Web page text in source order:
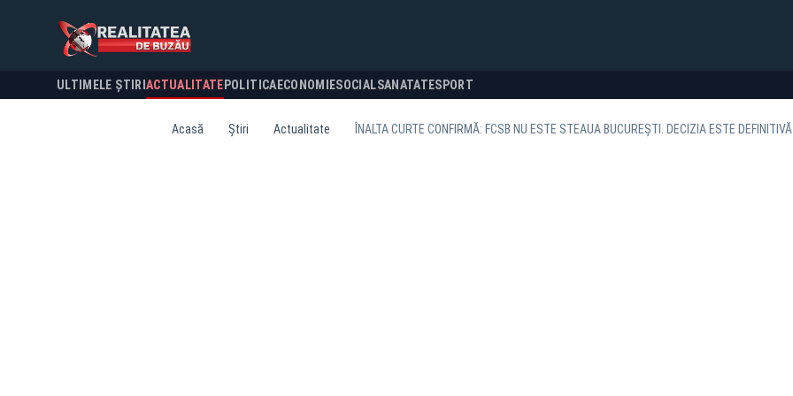
ULTIMELE ȘTIRI ACTUALITATE POLITICA ECONOMIESOCIALSANATATESPORT
Acasă Știri Actualitate ÎNALTA CURTE CONFIRMĂ: FCSB NU ESTE STEAUA BUCUREȘTI. DECIZIA ESTE DEFINITIVĂ